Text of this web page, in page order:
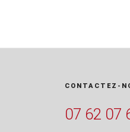
CONTACTEZ-
07 62 07